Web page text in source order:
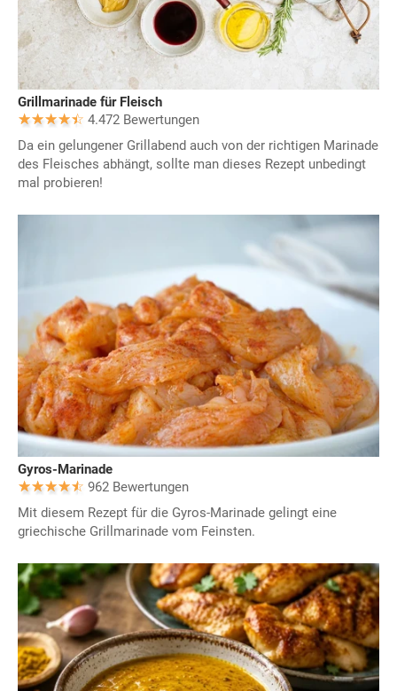
Grillmarinade für Fleisch
4.472 Bewertungen
Da ein gelungener Grillabend auch von der richtigen Marinade
des Fleisches abhängt, sollte man dieses Rezept unbedingt
mal probieren!
Gyros-Marinade
962 Bewertungen
Mit diesem Rezept für die Gyros-Marinade gelingt eine
griechische Grillmarinade vom Feinsten.